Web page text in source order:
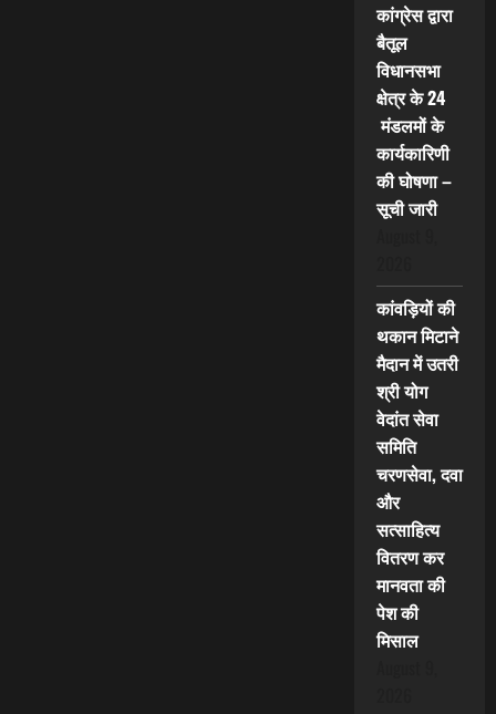
कांग्रेस द्वारा
बैतूल
विधानसभा
क्षेत्र के 24
मंडलमों के
कार्यकारिणी
की घोषणा –
सूची जारी
कांवड़ियों की
थकान मिटाने
मैदान में उतरी
श्री योग
वेदांत सेवा
समिति
चरणसेवा, दवा
और
सत्साहित्य
वितरण कर
मानवता की
पेश की
मिसाल